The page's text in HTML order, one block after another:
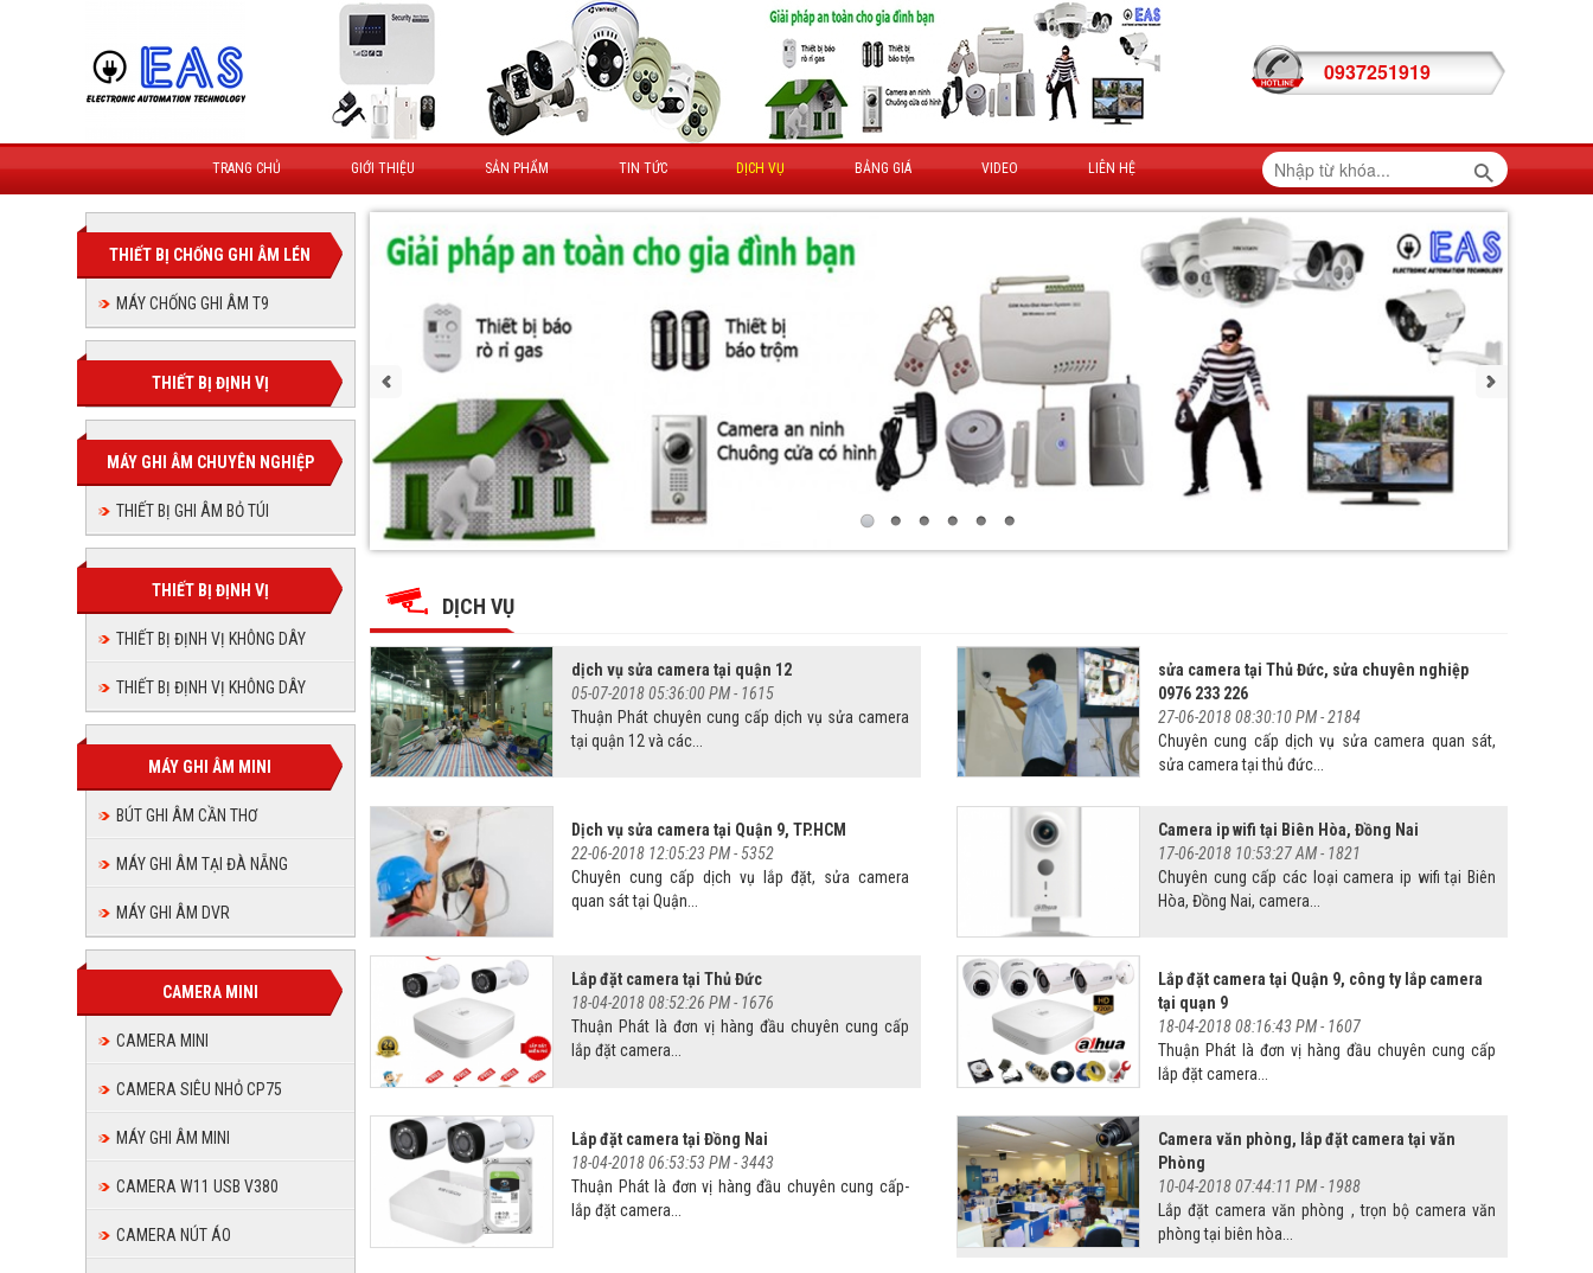
0937251919
TRANG CHỦ GIỚI THIỆU SẢN PHẨM TIN TỨC DỊCH VỤ BẢNG GIÁ VIDEO LIÊN HỆ
THIẾT BỊ CHỐNG GHI ÂM LÉN
MÁY CHỐNG GHI ÂM T9
THIẾT BỊ ĐỊNH VỊ
MÁY GHI ÂM CHUYÊN NGHIỆP
THIẾT BỊ GHI ÂM BỎ TÚI
THIẾT BỊ ĐỊNH VỊ
THIẾT BỊ ĐỊNH VỊ KHÔNG DÂY
THIẾT BỊ ĐỊNH VỊ KHÔNG DÂY
MÁY GHI ÂM MINI
BÚT GHI ÂM CẦN THƠ
MÁY GHI ÂM TẠI ĐÀ NẴNG
MÁY GHI ÂM DVR
CAMERA MINI
CAMERA MINI
CAMERA SIÊU NHỎ CP75
MÁY GHI ÂM MINI
CAMERA W11 USB V380
CAMERA NÚT ÁO
THUẬN
PHÁT
JSC
THUẬN
PHÁT
JSC
THUẬN
PHÁT
JSC
THUẬN
PHÁT
JSC
THUẬN
JSC
THUẬN
JSC
DỊCH VỤ
dịch vụ sửa camera tại quận 12
05-07-2018 05:36:00 PM - 1615
Thuận Phát chuyên cung cấp dịch vụ sửa camera
tại quận 12 và các...
sửa camera tại Thủ Đức, sửa chuyên nghiệp
0976 233 226
27-06-2018 08:30:10 PM -2184
Chuyên cung cấp dịch vụ sửa camera quan sát,
sửa camera tại thủ đức...
Dịch vụ sửa camera tại Quận 9, TP.HCM
22-06-2018 12:05:23 PM -5352
Chuyên cung cấp dịch vụ lắp đặt, sửa camera
quan sát tại Quận...
Camera ip wifi tại Biên Hòa, Đồng Nai
17-06-2018 10:53:27 AM - 1821
Chuyên cung cấp các loại camera ip wifi tại Biên
Hòa, Đồng Nai, camera...
Lắp đặt camera tại Thủ Đức
18-04-2018 08:52:26 PM - 1676
Thuận Phát là đơn vị hàng đầu chuyên cung cấp
lắp đặt camera...
Lắp đặt camera tại Quận 9, công ty lắp camera
tại quạn 9
18-04-2018 08:16:43 PM - 1607
Thuận Phát là đơn vị hàng đầu chuyên cung cấp
lắp đặt camera...
Lắp đặt camera tại Đồng Nai
18-04-2018 06:53:53 PM -3443
Thuận Phát là đơn vị hàng đầu chuyên cung cấp-
lắp đặt camera...
Camera văn phòng, lắp đặt camera tại văn
Phòng
10-04-2018 07:44:11 PM - 1988
Lắp đặt camera văn phòng , trọn bộ camera văn
phòng tại biên hòa...